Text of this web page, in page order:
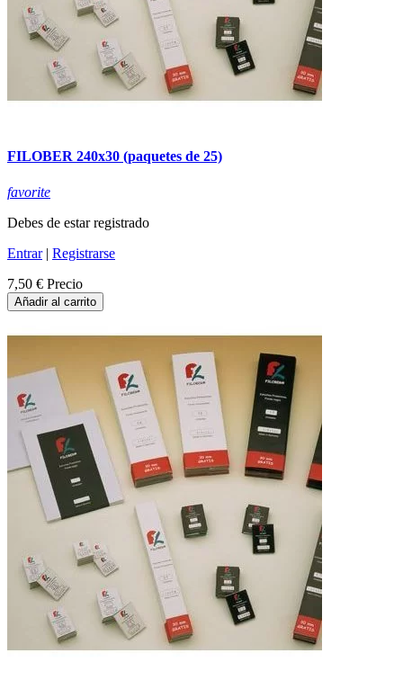
FILOBER 240x30 (paquetes de 25)
favorite
Debes de estar registrado
Entrar| Registrarse
7,50 € Precio
Añadir al carrito